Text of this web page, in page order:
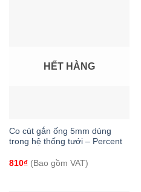
HẾT HÀNG
Co cút gắn ống 5mm dùng
trong hệ thống tưới – Percent
810₫(Bao gồm VAT)